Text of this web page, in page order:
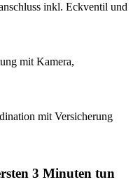
inkl. Eckventil und
mit Kamera,
mit Versicherung
3 Minuten tun